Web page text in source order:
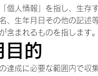
個人情報」を指し、生存
、生年月日その他の記述
含まれるものを指します。
目的
達成に必要な範囲内で収